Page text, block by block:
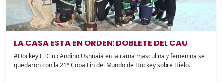
LA CASA ESTA EN ORDEN: DOBLETE DEL CAU
#Hockey El Club Andino Ushuaia en la rama masculina y femenina se
quedaron con la 21° Copa Fin del Mundo de Hockey sobre Hielo.